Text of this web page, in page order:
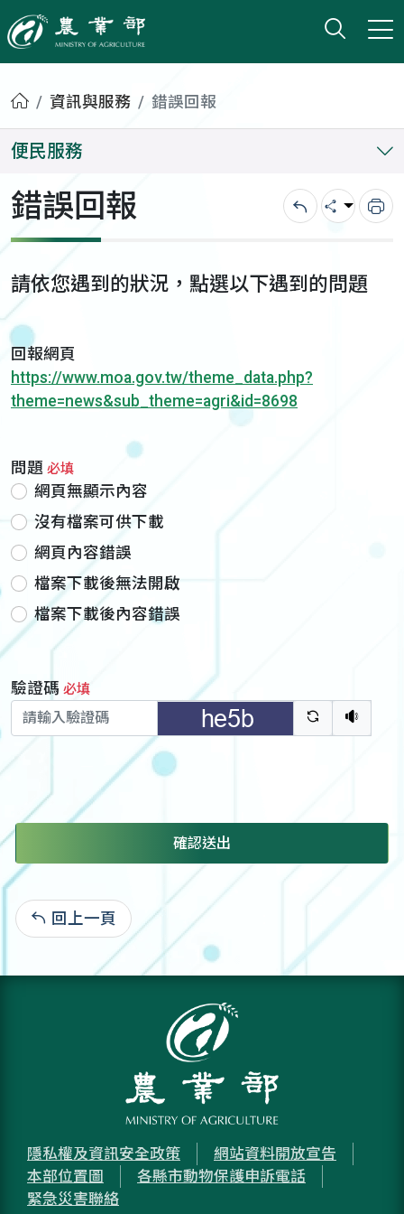
農業部
打開
小版
首頁資訊與服務 錯誤回報
便民服務
錯誤回報 回上一頁
分享 列
請依您遇到的狀況，點選以下遇到的問題
回報網頁
https://www.moa.gov.tw/theme_data.php?
theme=news&sub_theme=agri&id=8698
問題 必填
網頁無顯示內容
沒有檔案可供下載
網頁內容錯誤
檔案下載後無法開啟
檔案下載後內容錯誤
驗證碼 必填
驗證碼重新
聽語
確認送出
回上一頁
隱私權及資訊安全政策
網站資料開放宣告
本部位置圖
各縣市動物保護申訴電話
緊急災害聯絡